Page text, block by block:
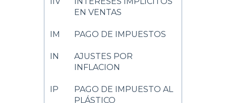
EN VENTAS
IM PAGO DE IMPUESTOS
IN
AJUSTES POR
INFLACION
IP
PAGO DE IMPUESTO AL
PLÁSTICO